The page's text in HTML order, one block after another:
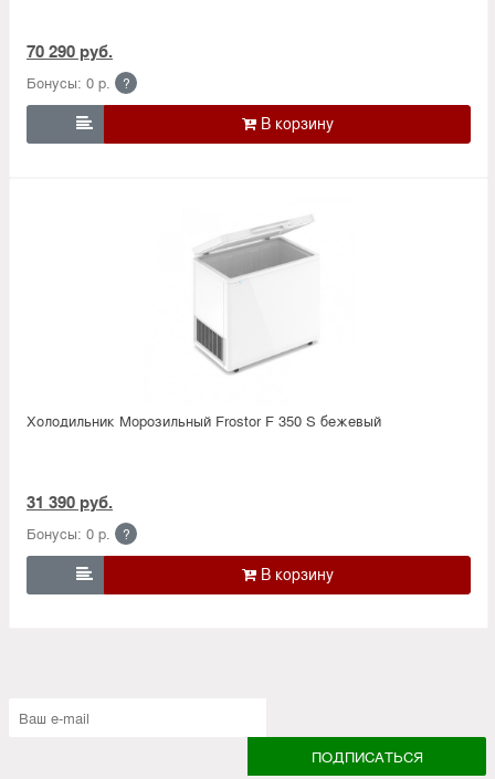
70 290 руб.
Бонусы: 0 р. ?

Холодильник Морозильный Frostor F 350 S бежевый
31 390 руб.
Бонусы: 0 р. ?
